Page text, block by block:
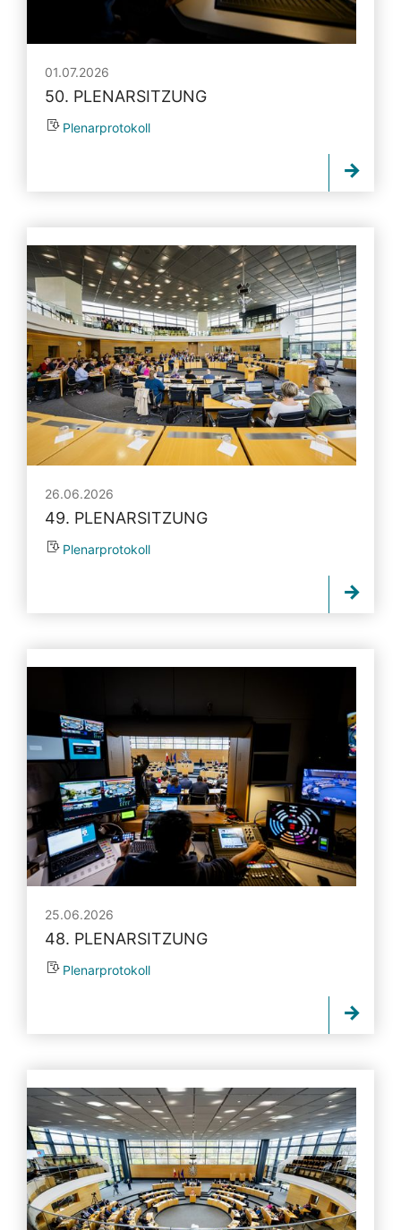
01.07.2026
50. PLENARSITZUNG
Plenarprotokoll
26.06.2026
49. PLENARSITZUNG
Plenarprotokoll
25.06.2026
48. PLENARSITZUNG
Plenarprotokoll